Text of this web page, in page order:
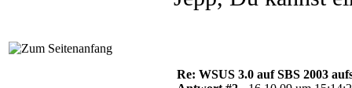
Re: WSUS 3.0 auf SBS 2003